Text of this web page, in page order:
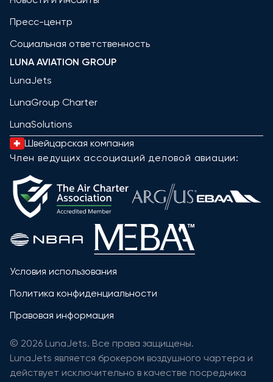
Пресс-центр
Социальная ответственность
LUNA AVIATION GROUP
LunaJets
LunaGroup Charter
LunaSolutions
Швейцарская компания
Член ведущих ассоциаций деловой авиации:
Условия использования
Политика конфиденциальности
Правовая информация
© 2026 LunaJets. Все права защищены.
LunaJets является брокером воздушного чартера и
действует исключительно в качестве посредника